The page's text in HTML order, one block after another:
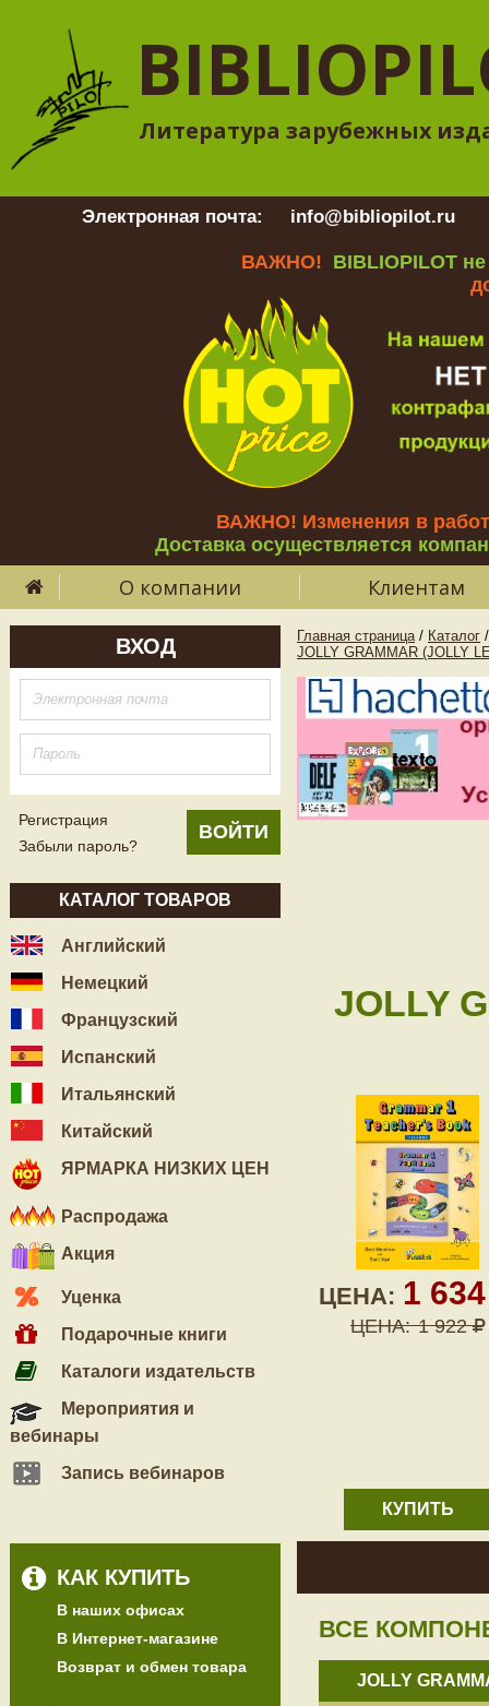
Литература зарубежных
Электронная почта: info@bibliopilot.ru
ВАЖНО! BIBLIOPILOT
ВАЖНО! Изменения в
Доставка осуществляется
О компании Клиентам
ВХОД
Регистрация
Забыли пароль?
КАТАЛОГ ТОВАРОВ
Английский
Немецкий
Французский
Испанский
Итальянский
Китайский
ЯРМАРКА НИЗКИХ ЦЕН
Распродажа
Акция
Уценка
Подарочные книги
Каталоги издательств
Мероприятия и
вебинары
Запись вебинаров
КАК КУПИТЬ
В наших офисах
В Интернет-магазине
Возврат и обмен товара
Главная страница / Каталог /
JOLLY GRAMMAR (JOLLY
JOLLY
ЦЕНА: 1
ЦЕНА: 1 922
КУПИТЬ
ВСЕ
JOLLY